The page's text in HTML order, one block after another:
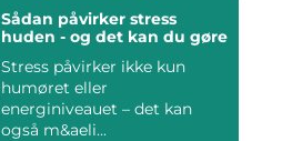
Sådan påvirker stress
huden - og det kan du gøre
Stress påvirker ikke kun
humøret eller
energiniveauet – det kan
også m&aeli...